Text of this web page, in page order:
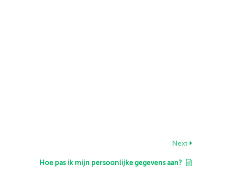
Next
Hoe pas ik mijn persoonlijke gegevens aan?